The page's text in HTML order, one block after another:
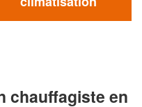
chauffagiste en